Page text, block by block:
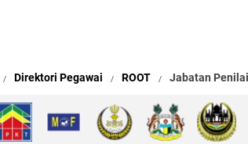
Direktori Pegawai ROOT Jabatan